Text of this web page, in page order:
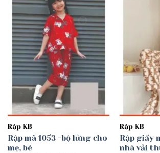
Add to
Rập KB
Rập mã 1053 -bộ lửng cho
mẹ, bé
Rập KB
Rập giấy
nhà vải